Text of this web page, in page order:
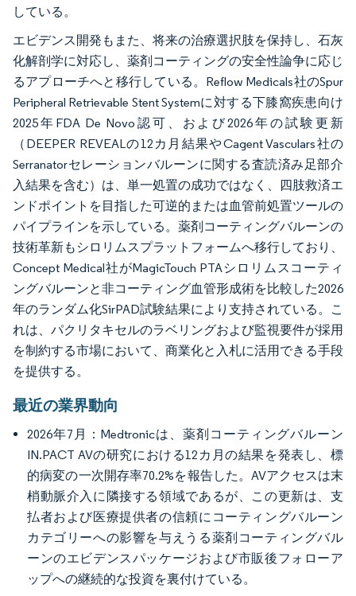
している。
エビデンス開発もまた、将来の治療選択肢を保持し、石灰
化解剖学に対応し、薬剤コーティングの安全性論争に応じ
るアプローチへと移行している。Reflow Medicals社のSpur
Peripheral Retrievable Stent Systemに対する下膝窩疾患向け
2025年FDA De Novo認可、および2026年の試験更新
（DEEPER REVEALの12カ月結果やCagent Vasculars社の
Serranatorセレーションバルーンに関する査読済み足部介
入結果を含む）は、単一処置の成功ではなく、四肢救済エ
ンドポイントを目指した可逆的または血管前処置ツールの
パイプラインを示している。薬剤コーティングバルーンの
技術革新もシロリムスプラットフォームへ移行しており、
Concept Medical社がMagicTouch PTAシロリムスコーティ
ングバルーンと非コーティング血管形成術を比較した2026
年のランダム化SirPAD試験結果により支持されている。こ
れは、パクリタキセルのラベリングおよび監視要件が採用
を制約する市場において、商業化と入札に活用できる手段
を提供する。
最近の業界動向
2026年7月：Medtronicは、薬剤コーティングバルーン
IN.PACT AVの研究における12カ月の結果を発表し、標
的病変の一次開存率70.2%を報告した。AVアクセスは末
梢動脈介入に隣接する領域であるが、この更新は、支
払者および医療提供者の信頼にコーティングバルーン
カテゴリーへの影響を与えうる薬剤コーティングバル
ーンのエビデンスパッケージおよび市販後フォローア
ップへの継続的な投資を裏付けている。